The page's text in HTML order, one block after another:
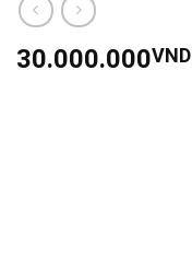
30.000.000VND